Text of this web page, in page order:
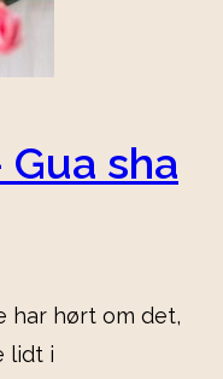
sha
har hørt om det,
lidt i